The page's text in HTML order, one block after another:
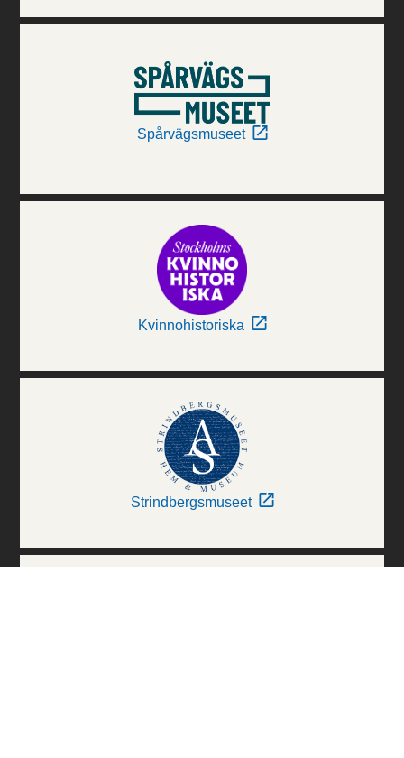
Spårvägsmuseet
Kvinnohistoriska
Strindbergsmuseet